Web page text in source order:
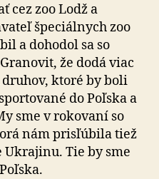
cez zoo Lodž a
špeciálnych zoo
a dohodol sa so
že dodá viac
ktoré by boli
do Poľska a
sme v rokovaní so
nám prisľúbila tiež
Tie by sme